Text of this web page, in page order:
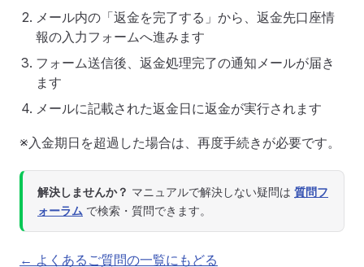
メール内の「返金を完了する」から、返金先口座情
報の入力フォームへ進みます
フォーム送信後、返金処理完了の通知メールが届き
ます
メールに記載された返金日に返金が実行されます
※入金期日を超過した場合は、再度手続きが必要です。
解決しませんか？ マニュアルで解決しない疑問は 質問フ
ォーラム で検索・質問できます。
← よくあるご質問の一覧にもどる